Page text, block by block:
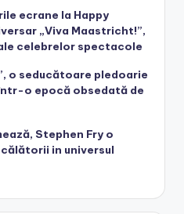
ecrane la Happy
„Viva Maastricht!”,
celebrelor spectacole
o seducătoare pledoarie
o epocă obsedată de
Stephen Fry o
in universul